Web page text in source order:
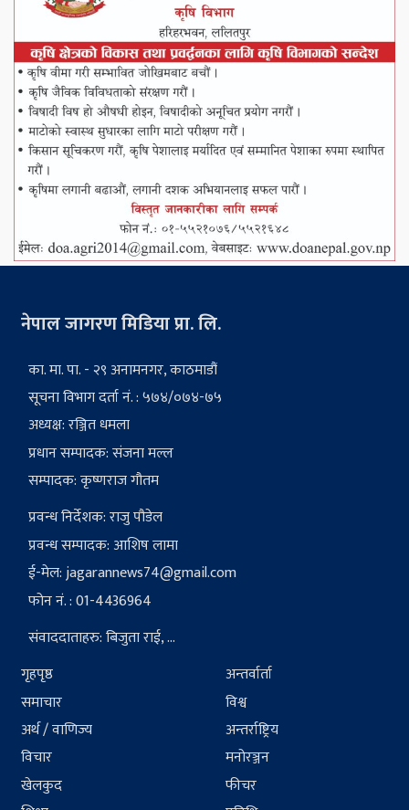
नेपाल जागरण मिडिया प्रा. लि.
का. मा. पा. - २९ अनामनगर, काठमाडौं
सूचना विभाग दर्ता नं. : ५७४/०७४-७५
अध्यक्ष: रञ्जित धमला
प्रधान सम्पादक: संजना मल्ल
सम्पादक: कृष्णराज गौतम
प्रवन्ध निर्देशक: राजु पौडेल
प्रवन्ध सम्पादक: आशिष लामा
ई-मेल:jagarannews74@gmail.com
फोन नं. : 01-4436964
संवाददाताहरु: बिजुता राई, ...
गृहपृष्ठ
समाचार
अर्थ / वाणिज्य
विचार
खेलकुद
अन्तर्वार्ता
विश्व
अन्तर्राष्ट्रिय
मनोरञ्जन
फीचर